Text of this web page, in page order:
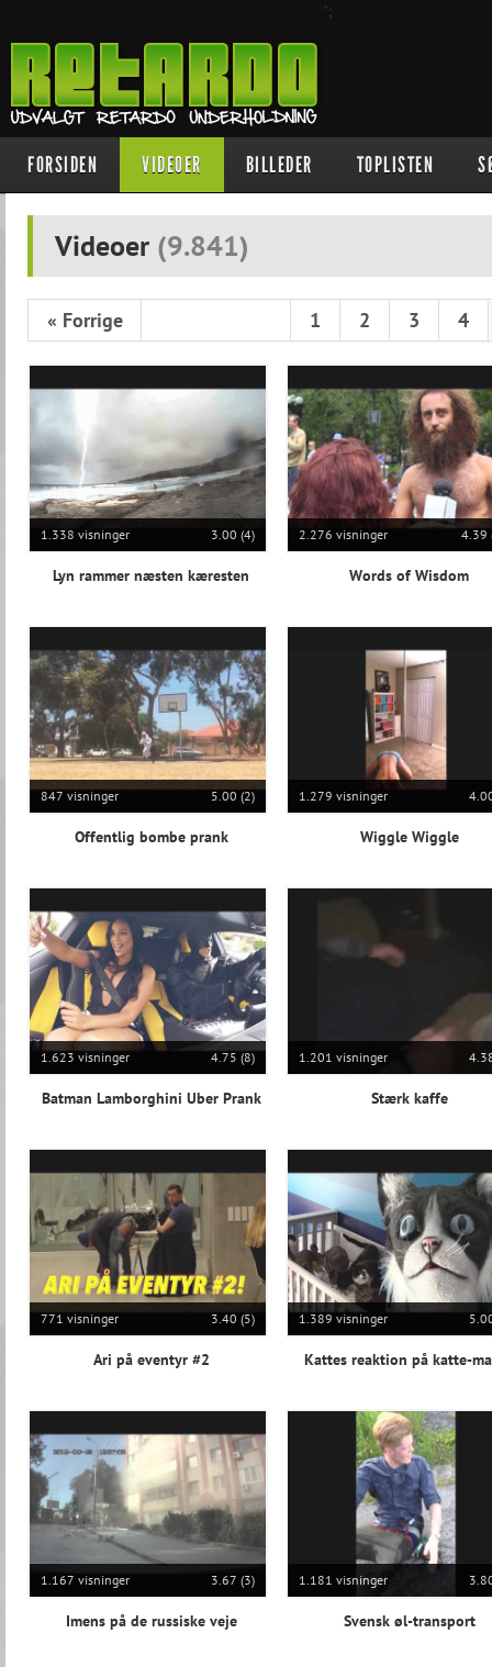
";
FORSIDEN VIDEOER BILLEDER TOPLISTEN
Videoer (9.841)
« Forrige 1 2 3 4
1.338 visninger 3.00 (4)
Lyn rammer næsten kæresten
2.276 visninger 4.39
Words of Wisdom
847 visninger 5.00 (2)
Offentlig bombe prank
1.279 visninger
Wiggle Wiggle
1.623 visninger 4.75 (8)
Batman Lamborghini Uber Prank
1.201 visninger
Stærk kaffe
771 visninger 3.40 (5)
Ari på eventyr #2
1.389 visninger
Kattes reaktion på katte-
1.167 visninger 3.67 (3)
Imens på de russiske veje
1.181 visninger
Svensk øl-transport